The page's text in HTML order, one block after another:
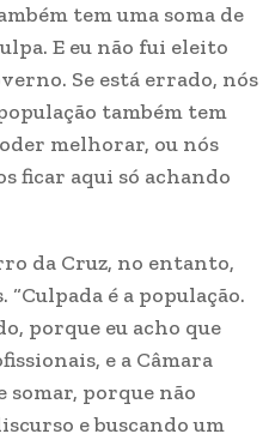
tem uma soma de
E eu não fui eleito
Se está errado, nós
também tem
melhorar, ou nós
ficar aqui só achando
da Cruz, no entanto,
é a população.
porque eu acho que
e a Câmara
somar, porque não
e buscando um